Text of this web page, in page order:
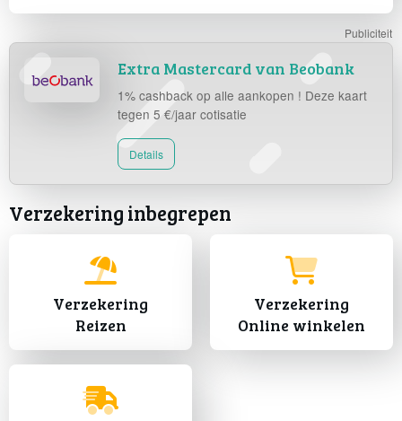
Extra Mastercard van Beobank
1% cashback op alle aankopen ! Deze kaart
tegen 5 €/jaar cotisatie
Details
Verzekering inbegrepen
Verzekering
Reizen
Verzekering
Online winkelen